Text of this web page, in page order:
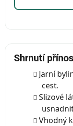
Shrnutí
Jarní
cest.
Slizové
Vhodný